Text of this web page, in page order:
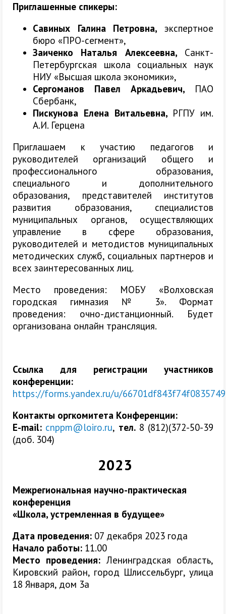
Приглашенные спикеры:
Савиных Галина Петровна,экспертное
бюро «ПРО-сегмент»,
Заиченко Наталья Алексеевна, Санкт-
Петербургская школа социальных наук
НИУ «Высшая школа экономики»,
Сергоманов Павел Аркадьевич, ПАО
Сбербанк,
Пискунова Елена Витальевна, РГПУ им.
А.И. Герцена
Приглашаем к участию педагогов и
руководителей организаций общего и
профессионального образования,
специального и дополнительного
образования, представителей институтов
развития образования, специалистов
муниципальных органов, осуществляющих
управление в сфере образования,
руководителей и методистов муниципальных
методических служб, социальных партнеров и
всех заинтересованных лиц.
Место проведения: МОБУ «Волховская
городская гимназия № 3». Формат
проведения: очно-дистанционный. Будет
организована онлайн трансляция.
Ссылка для регистрации участников
конференции:
https://forms.yandex.ru/u/
Контакты оргкомитета Конференции:
Е-mail: cnppm@loiro.ru, тел.8 (812)(372-50-39
(доб. 304)
2023
Межрегиональная научно-практическая
конференция
«Школа, устремленная в будущее»
Дата проведения: 07 декабря 2023 года
Начало работы: 11.00
Место проведения: Ленинградская область,
Кировский район, город Шлиссельбург, улица
18 Января, дом 3а